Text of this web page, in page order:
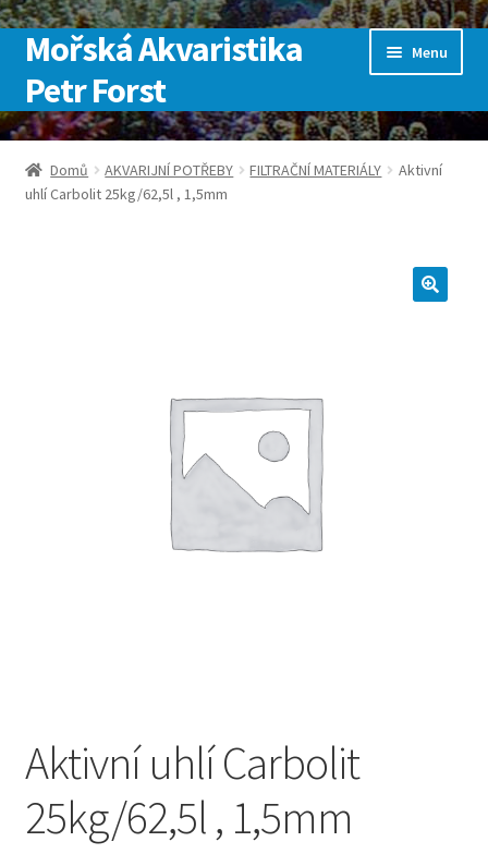
Přeskočit
na
navigaci
Přejít
k
obsahu
webu
Mořská Akvaristika
Petr Forst
Menu
Úvodní stránka
Kontakt
Domů AKVARIJNÍ POTŘEBY FILTRAČNÍ MATERIÁLY
Aktivní
uhlí Carbolit 25kg/62,5l , 1,5mm
Aktivní uhlí Carbolit
25kg/62,5l , 1,5mm